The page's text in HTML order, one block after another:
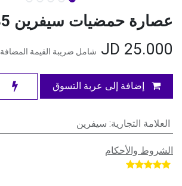
عصارة حمضيات سيفرين 85 واط 1 لتر
25.000
شامل ضريبة القيمة المضافة
إضافة إلى عربة التسوق
العلامة التجارية: سيفرين
الشروط والأحكام